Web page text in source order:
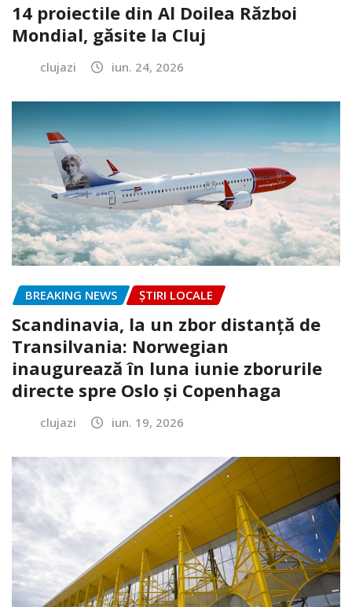
14 proiectile din Al Doilea Război
Mondial, găsite la Cluj
clujazi iun. 24, 2026
BREAKING NEWS ȘTIRI LOCALE
Scandinavia, la un zbor distanță de
Transilvania: Norwegian
inaugurează în luna iunie zborurile
directe spre Oslo și Copenhaga
clujazi iun. 19, 2026